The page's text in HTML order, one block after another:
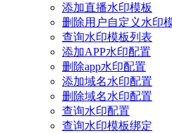
添加直播水印模板
删除用户自定义水印
查询水印模板列表
添加APP水印配置
删除app水印配置
添加域名水印配置
删除域名水印配置
查询水印配置
查询水印模板绑定